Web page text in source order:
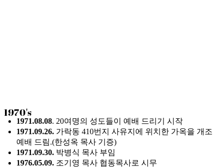
1970's
1971.08.08. 20여명의 성도들이 예배 드리기 시작
1971.09.26. 가락동 410번지 사유지에 위치한 가옥을 개조
예배 드림.(한성옥 목사 기증)
1971.09.30. 박병식 목사 부임
1976.05.09. 조기영 목사 협동목사로 시무